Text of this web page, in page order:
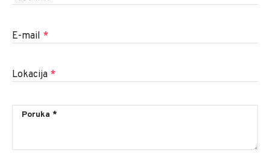
E-mail *
Lokacija *